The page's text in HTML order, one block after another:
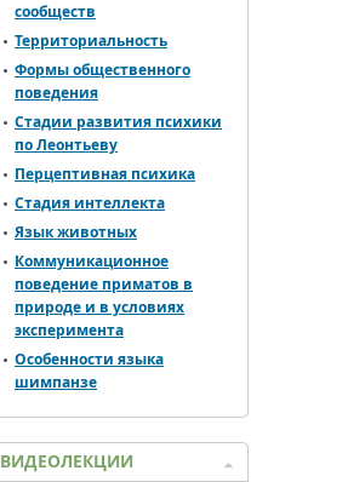
сообществ
Территориальность
Формы общественного
поведения
Стадии развития психики
по Леонтьеву
Перцептивная психика
Стадия интеллекта
Язык животных
Коммуникационное
поведение приматов в
природе и в условиях
эксперимента
Особенности языка
шимпанзе
ВИДЕОЛЕКЦИИ